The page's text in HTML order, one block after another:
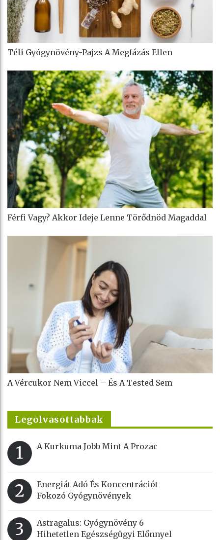
Téli Gyógynövény-Pajzs A Megfázás Ellen
Férfi Vagy? Akkor Ideje Lenne Törődnöd Magaddal
A Vércukor Nem Viccel – És A Tested Sem
Legolvasottabbak
1 A Kurkuma Jobb Mint A Prozac
2
Energiát Adó És Koncentrációt
Fokozó Gyógynövények
3
Astragalus: Gyógynövény 6
Hihetetlen Egészségügyi Előnnyel